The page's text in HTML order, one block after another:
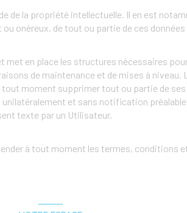
la propriété intellectuelle. Il en est
onéreux, de tout ou partie de ces
en place les structures nécessaires
de maintenance et de mises à
moment supprimer tout ou partie de
et sans notification
texte par un Utilisateur.
à tout moment les termes, conditions